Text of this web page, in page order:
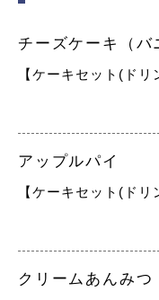
チーズケーキ（バ
【ケーキセット(ドリ
アップルパイ
【ケーキセット(ドリ
クリームあんみつ